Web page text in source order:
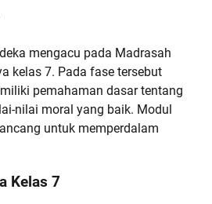
mengacu pada Madrasah
kelas 7. Pada fase tersebut
pemahaman dasar tentang
nilai moral yang baik. Modul
untuk memperdalam
Kelas 7